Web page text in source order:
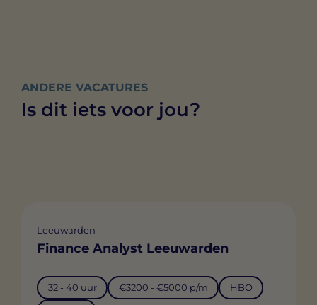
ANDERE VACATURES
Is dit iets voor jou?
Leeuwarden
Finance Analyst Leeuwarden
32 - 40 uur €3200 - €5000 p/m HBO